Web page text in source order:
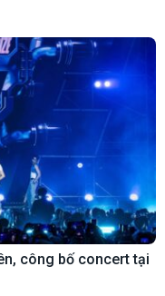
công bố concert tại